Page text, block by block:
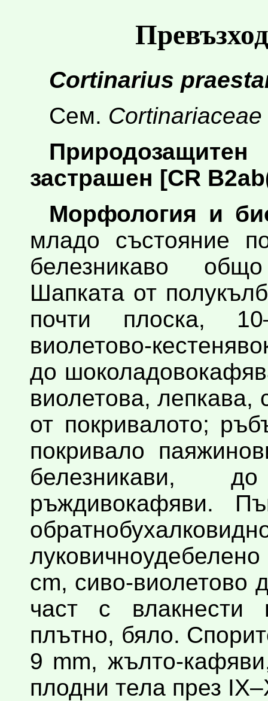
Cortinarius
Сем. Cortinariaceae
застрашен [CR
Морфология и
младо състояние
белезникаво
Шапката от
почти плоска,
виолетово-
до
виолетова, лепкава,
от покривалото;
покривало
белезникави,
ръждивокафяви.
cm, сиво-виолетово
част с влакнести
плътно, бяло.
9 mm, жълто-
плодни тела през